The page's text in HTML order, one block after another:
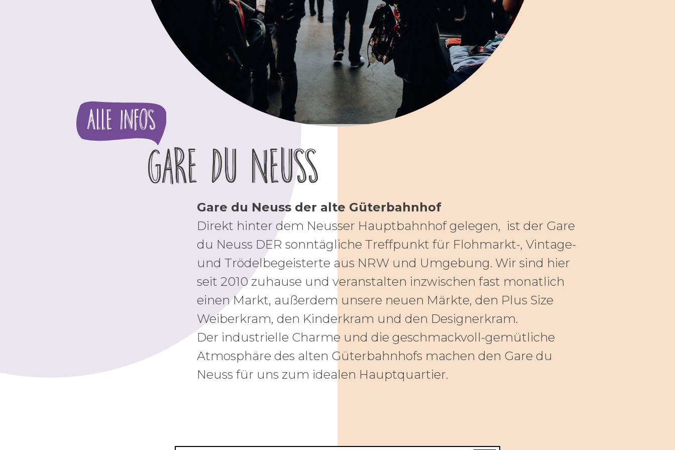
Alle Infos
Gare du Neuss
Gare du Neuss der alte Güterbahnhof
Direkt hinter dem Neusser Hauptbahnhof gelegen, ist der Gare
du Neuss DER sonntägliche Treffpunkt für Flohmarkt-, Vintage-
und Trödelbegeisterte aus NRW und Umgebung. Wir sind hier
seit 2010 zuhause und veranstalten inzwischen fast monatlich
einen Markt, außerdem unsere neuen Märkte, den Plus Size
Weiberkram, den Kinderkram und den Designerkram.
Der industrielle Charme und die geschmackvoll-gemütliche
Atmosphäre des alten Güterbahnhofs machen den Gare du
Neuss für uns zum idealen Hauptquartier.